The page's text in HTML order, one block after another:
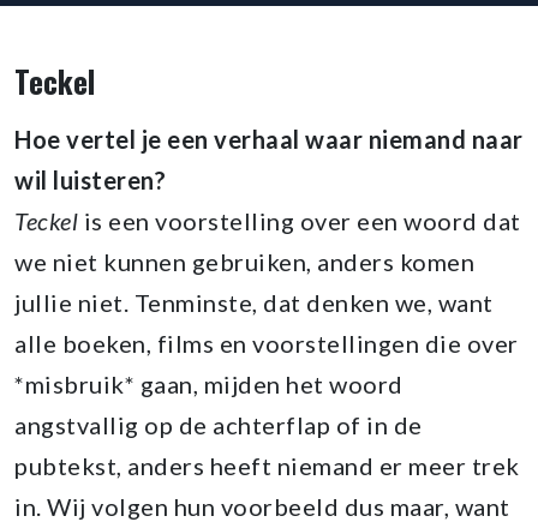
Teckel
Hoe vertel je een verhaal waar niemand naar
wil luisteren?
Teckel is een voorstelling over een woord dat
we niet kunnen gebruiken, anders komen
jullie niet. Tenminste, dat denken we, want
alle boeken, films en voorstellingen die over
*misbruik* gaan, mijden het woord
angstvallig op de achterflap of in de
pubtekst, anders heeft niemand er meer trek
in. Wij volgen hun voorbeeld dus maar, want